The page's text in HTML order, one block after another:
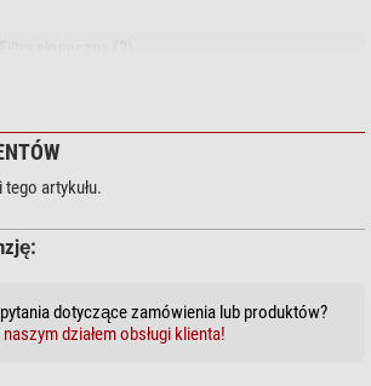
$ 6,90*
2
Omegon Ściereczka SPUDZ z
artykułu.
dotyczące zamówienia lub produktów?
działem obsługi klienta!